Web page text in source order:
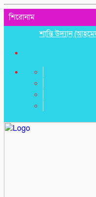
শিরোনাম
শান্তি উদ্যান (আহমেদ